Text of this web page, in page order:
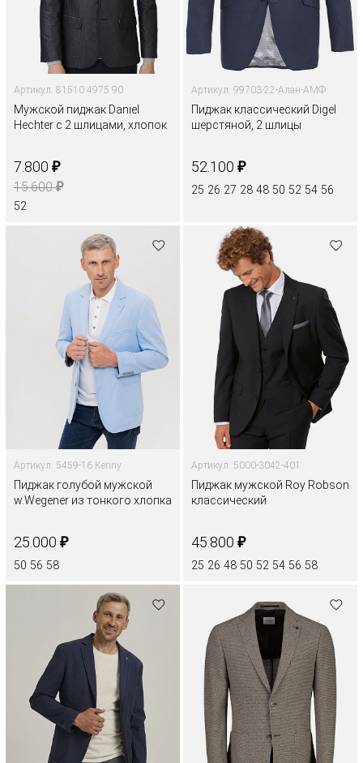
Артикул: 81510 4975 90
Мужской пиджак Daniel
Hechter с 2 шлицами, хлопок
7.800 ₽
15.600₽
52
Артикул: 99703-22-Алан-АМФ
Пиджак классический Digel
шерстяной, 2 шлицы
52.100 ₽
25 26 27 28 48 50 52 54 56
Артикул: 5459-16 Kenny
Пиджак голубой мужской
w.Wegener из тонкого хлопка
25.000 ₽
50 56 58
Артикул: 5000-3042-401
Пиджак мужской Roy Robson
классический
45.800 ₽
25 26 48 50 52 54 56 58